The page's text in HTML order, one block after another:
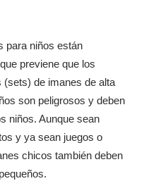
para niños están
previene que los
(sets) de imanes de alta
son peligrosos y deben
niños. Aunque sean
y ya sean juegos o
chicos también deben